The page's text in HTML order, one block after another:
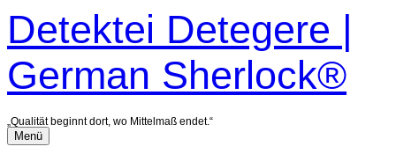
Inhalt
überspringen
Detektei Detegere |
German Sherlock®
„Qualität beginnt dort, wo Mittelmaß endet.“
Menü